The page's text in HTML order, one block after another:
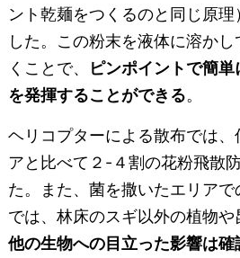
ント乾麺をつくるのと同じ原
した。この粉末を液体に溶か
くことで、
ピンポイントで簡
を発揮することができる。
ヘリコプターによる散布では、
アと比べて２-４割の花粉飛散
た。また、菌を撒いたエリア
では、林床のスギ以外の植物
他の生物への目立った影響は確